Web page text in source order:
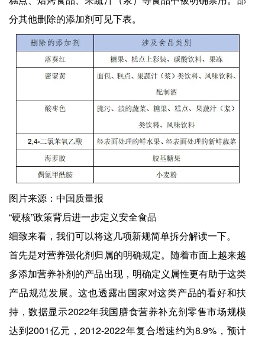
分其他删除的添加剂可见下表。
图片来源：中国质量报
“硬核”政策背后进一步定义安全食品
细致来看，我们可以将这几项新规简单拆分解读一下。
首先是对营养强化剂归属的明确规定。随着市面上越来越
多添加营养补剂的产品出现，明确定义属性更有助于这类
产品规范发展。这也透露出国家对这类产品的看好和扶
持，数据显示2022年我国膳食营养补充剂零售市场规模
达到2001亿元，2012-2022年复合增速约为8.9%，预计